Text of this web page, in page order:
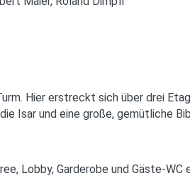
Hier erstreckt sich über drei
Isar und eine große, gemütliche
Lobby, Garderobe und Gäste-